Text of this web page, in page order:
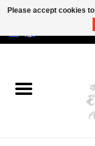
Old & Rare
Please accept cookies